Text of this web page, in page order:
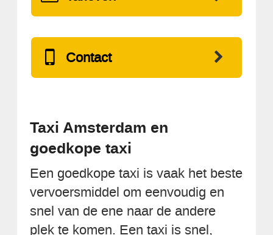
Contact
Taxi Amsterdam en
goedkope taxi
Een goedkope taxi is vaak het beste
vervoersmiddel om eenvoudig en
snel van de ene naar de andere
plek te komen. Een taxi is snel,